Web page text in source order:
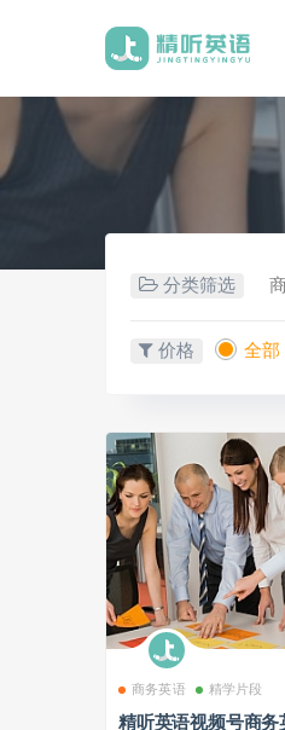
分类筛选
价格 全部
商务英语 精学片段
精听英语视频号商